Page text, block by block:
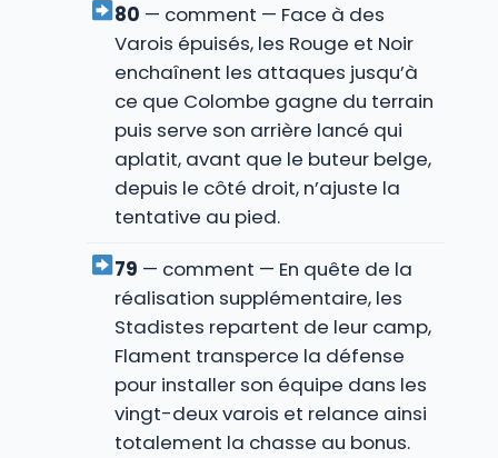
80 — comment — Face à des
Varois épuisés, les Rouge et Noir
enchaînent les attaques jusqu’à
ce que Colombe gagne du terrain
puis serve son arrière lancé qui
aplatit, avant que le buteur belge,
depuis le côté droit, n’ajuste la
tentative au pied.
79 — comment — En quête de la
réalisation supplémentaire, les
Stadistes repartent de leur camp,
Flament transperce la défense
pour installer son équipe dans les
vingt-deux varois et relance ainsi
totalement la chasse au bonus.